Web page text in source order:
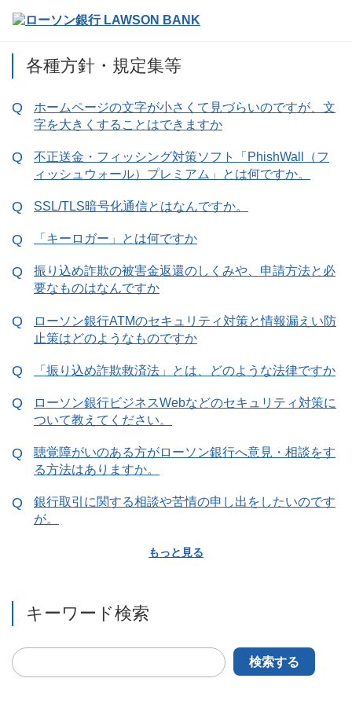
各種方針・規定集等
ホームページの文字が小さくて見づらいのですが、文
字を大きくすることはできますか
不正送金・フィッシング対策ソフト「PhishWall（フ
ィッシュウォール）プレミアム」とは何ですか。
SSL/TLS暗号化通信とはなんですか。
「キーロガー」とは何ですか
振り込め詐欺の被害金返還のしくみや、申請方法と必
要なものはなんですか
ローソン銀行ATMのセキュリティ対策と情報漏えい防
止策はどのようなものですか
「振り込め詐欺救済法」とは、どのような法律ですか
ローソン銀行ビジネスWebなどのセキュリティ対策に
ついて教えてください。
聴覚障がいのある方がローソン銀行へ意見・相談をす
る方法はありますか。
銀行取引に関する相談や苦情の申し出をしたいのです
が。
もっと見る
キーワード検索
検索する